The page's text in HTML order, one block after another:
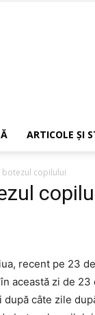
ARTICOLE ŞI
botezul copilului
recent pe 23
această zi de
după câte zile